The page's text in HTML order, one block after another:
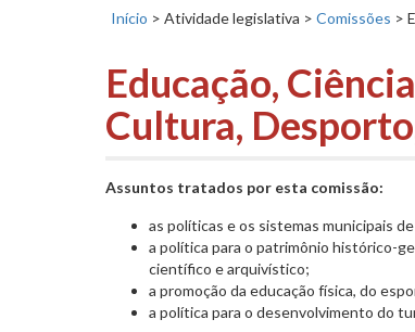
Início > Atividade legislativa > Comissões >
Educação,
Cultura,
Assuntos tratados por esta comissão:
as políticas e os sistemas municipais
a política para o patrimônio histórico-
científico e arquivístico;
a promoção da educação física, do
a política para o desenvolvimento do